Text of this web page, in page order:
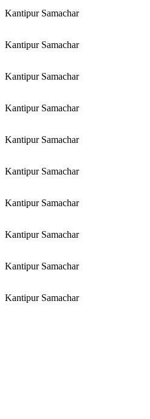
Kantipur Samachar
Kantipur Samachar
Kantipur Samachar
Kantipur Samachar
Kantipur Samachar
Kantipur Samachar
Kantipur Samachar
Kantipur Samachar
Kantipur Samachar
Kantipur Samachar